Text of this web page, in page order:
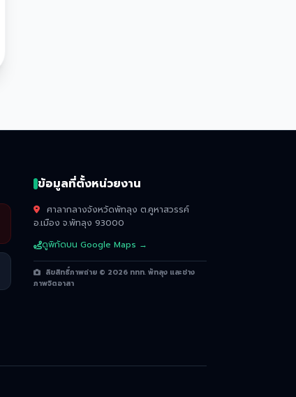
ข้อมูลที่ตั้งหน่วยงาน
ศาลากลางจังหวัดพัทลุง ต.คูหาสวรรค์
อ.เมือง จ.พัทลุง 93000
ดูพิกัดบน Google Maps →
ลิขสิทธิ์ภาพถ่าย © 2026 ททท. พัทลุง และช่าง
ภาพจิตอาสา